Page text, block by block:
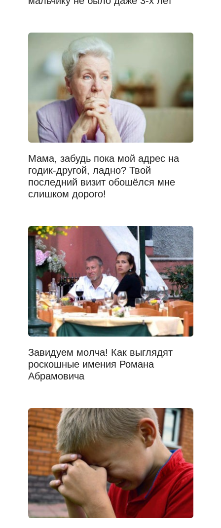
Мама, забудь пока мой адрес на
годик-другой, ладно? Твой
последний визит обошёлся мне
слишком дорого!
Завидуем молча! Как выглядят
роскошные имения Романа
Абрамовича